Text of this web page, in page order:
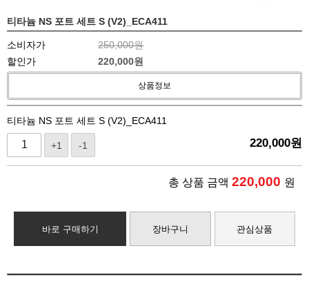
티타늄 NS 포트 세트 S (V2)_ECA411
소비자가
250,000원
할인가
220,000원
상품정보
티타늄 NS 포트 세트 S (V2)_ECA411
+1 -1 220,000원
총 상품 금액 220,000 원
바로 구매하기 장바구니 관심상품